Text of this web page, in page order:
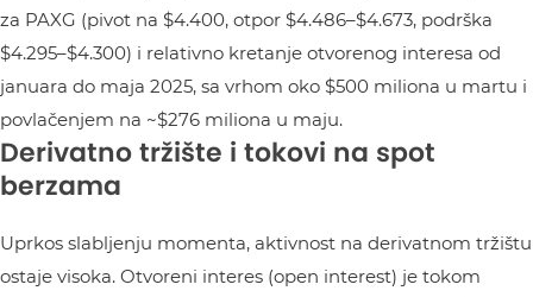
za PAXG (pivot na $4.400, otpor $4.486–$4.673, podrška
$4.295–$4.300) i relativno kretanje otvorenog interesa od
januara do maja 2025, sa vrhom oko $500 miliona u martu i
povlačenjem na ~$276 miliona u maju.
Derivatno tržište i tokovi na spot
berzama
Uprkos slabljenju momenta, aktivnost na derivatnom tržištu
ostaje visoka. Otvoreni interes (open interest) je tokom